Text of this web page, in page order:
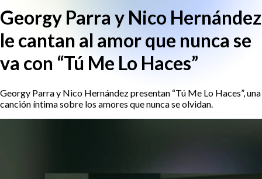
Georgy Parra y Nico Hernández
le cantan al amor que nunca se
va con “Tú Me Lo Haces”
Georgy Parra y Nico Hernández presentan “Tú Me Lo Haces”, una
canción íntima sobre los amores que nunca se olvidan.